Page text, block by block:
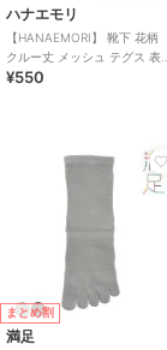
ハナエモリ
【HANAEMORI】 靴下 花柄
クルー丈 メッシュ テグス 表糸
綿100％
¥550
まとめ割
満足